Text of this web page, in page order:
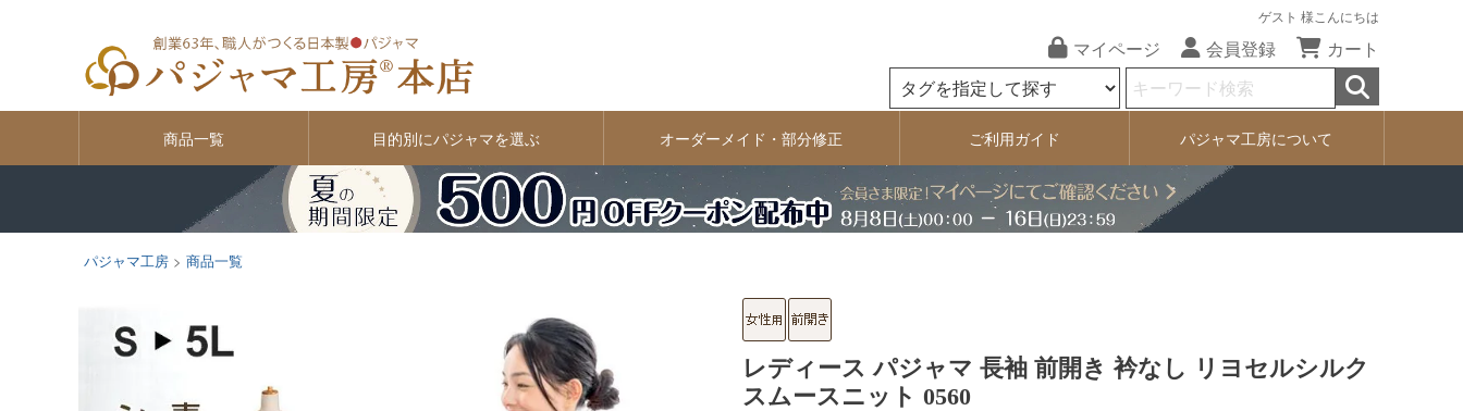
ゲスト 様こんにちは
マイページ 会員登録 カート
商品一覧 目的別にパジャマを選ぶ オーダーメイド・部分修正 ご利用ガイド パジャマ工房について
パジャマ工房 商品一覧
レディース パジャマ 長袖 前開き 衿なし リヨセルシルク
スムースニット 0560